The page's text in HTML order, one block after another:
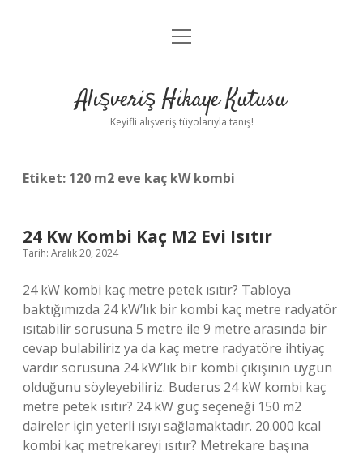
Anasayfa
Yasal Uyarı
menüyü
Alışveriş Hikaye Kutusu
Keyifli alışveriş tüyolarıyla tanış!
Etiket: 120 m2 eve kaç kW kombi
24 Kw Kombi Kaç M2 Evi Isıtır
Tarih: Aralık 20, 2024
24 kW kombi kaç metre petek ısıtır? Tabloya
baktığımızda 24 kW’lık bir kombi kaç metre radyatör
ısıtabilir sorusuna 5 metre ile 9 metre arasında bir
cevap bulabiliriz ya da kaç metre radyatöre ihtiyaç
vardır sorusuna 24 kW’lık bir kombi çıkışının uygun
olduğunu söyleyebiliriz. Buderus 24 kW kombi kaç
metre petek ısıtır? 24 kW güç seçeneği 150 m2
daireler için yeterli ısıyı sağlamaktadır. 20.000 kcal
kombi kaç metrekareyi ısıtır? Metrekare başına